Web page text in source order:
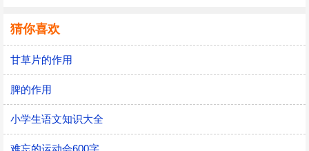
猜你喜欢
甘草片的作用
脾的作用
小学生语文知识大全
难忘的运动会600字